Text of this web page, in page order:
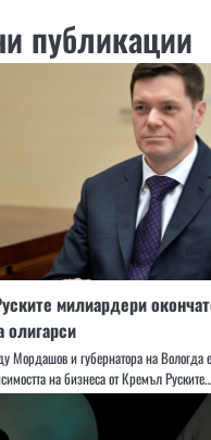
публикации
милиардери
олигарси
Мордашов и губернатора на Вологда
на бизнеса от Кремъл Руските…